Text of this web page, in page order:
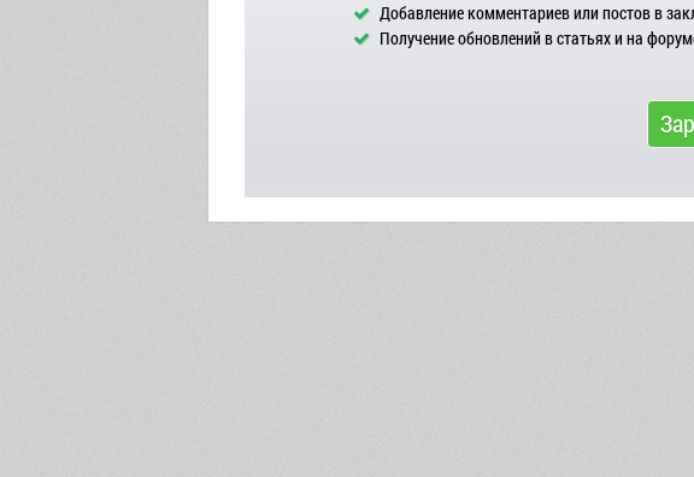
Добавление комментариев или постов в
Получение обновлений в статьях и на